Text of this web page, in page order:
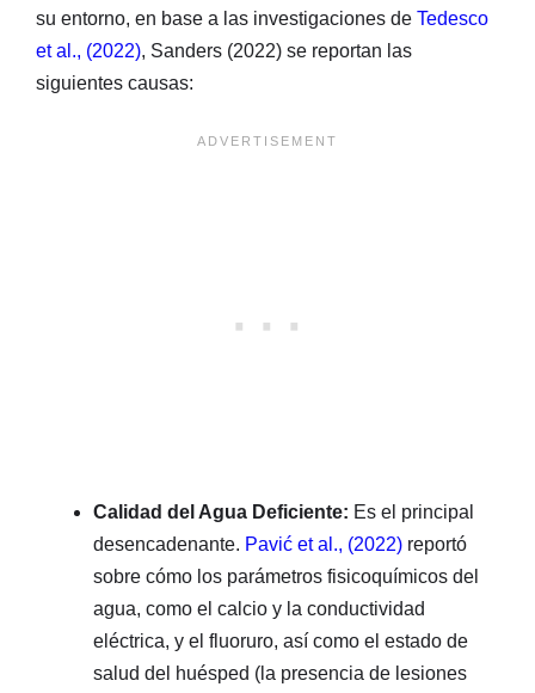
su entorno, en base a las investigaciones de Tedesco
et al., (2022), Sanders (2022) se reportan las
siguientes causas:
Calidad del Agua Deficiente: Es el principal
desencadenante. Pavić et al., (2022) reportó
sobre cómo los parámetros fisicoquímicos del
agua, como el calcio y la conductividad
eléctrica, y el fluoruro, así como el estado de
salud del huésped (la presencia de lesiones